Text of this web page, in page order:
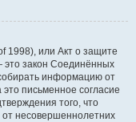
1998), или Акт о защите
это закон Соединённых
информацию от
письменное согласие
того, что
несовершеннолетних